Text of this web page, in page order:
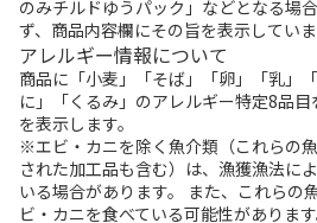
のみチルドゆうパック」などとなる場
ず、商品内容欄にその旨を表示していま
アレルギー情報について
商品に「小麦」「そば」「卵」「乳」
に」「くるみ」のアレルギー特定8品
を表示します。
※エビ・カニを除く魚介類（これらの
された加工品も含む）は、漁獲漁法に
いる場合があります。 また、これらの
ビ・カニを食べている可能性があります